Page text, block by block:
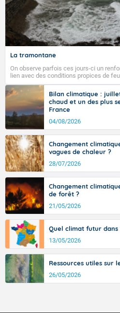
La tramontane
On observe parfois ces jours-ci un
lien avec des conditions propices de
tramontane ? Quelles sont ses
vent turbulent soufflant de secteur nord-
ouest, dans un secteur qui part du
l’ouest de l’Hérault. L’étymologie de ce
signifiant au-delà des monts, en
d’où provient ce vent.
Bilan climatique :
chaud et un des plus
France
04/08/2026
Changement
vagues de chaleur ?
28/07/2026
Changement
de forêt ?
21/05/2026
Quel climat futur
13/05/2026
Ressources utiles sur
26/05/2026